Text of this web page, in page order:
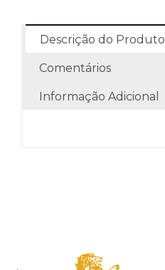
Descrição do Produto
Comentários
Informação Adicional